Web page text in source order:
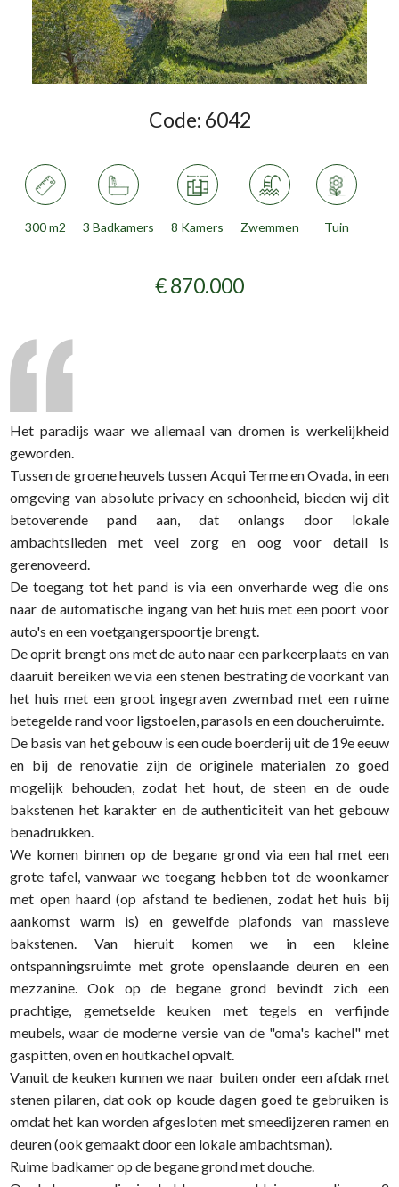
Code: 6042
300 m2 3 Badkamers 8 Kamers Zwemmen Tuin
€ 870.000
Het paradijs waar we allemaal van dromen is werkelijkheid
geworden.
Tussen de groene heuvels tussen Acqui Terme en Ovada, in een
omgeving van absolute privacy en schoonheid, bieden wij dit
betoverende pand aan, dat onlangs door lokale
ambachtslieden met veel zorg en oog voor detail is
gerenoveerd.
De toegang tot het pand is via een onverharde weg die ons
naar de automatische ingang van het huis met een poort voor
auto's en een voetgangerspoortje brengt.
De oprit brengt ons met de auto naar een parkeerplaats en van
daaruit bereiken we via een stenen bestrating de voorkant van
het huis met een groot ingegraven zwembad met een ruime
betegelde rand voor ligstoelen, parasols en een doucheruimte.
De basis van het gebouw is een oude boerderij uit de 19e eeuw
en bij de renovatie zijn de originele materialen zo goed
mogelijk behouden, zodat het hout, de steen en de oude
bakstenen het karakter en de authenticiteit van het gebouw
benadrukken.
We komen binnen op de begane grond via een hal met een
grote tafel, vanwaar we toegang hebben tot de woonkamer
met open haard (op afstand te bedienen, zodat het huis bij
aankomst warm is) en gewelfde plafonds van massieve
bakstenen. Van hieruit komen we in een kleine
ontspanningsruimte met grote openslaande deuren en een
mezzanine. Ook op de begane grond bevindt zich een
prachtige, gemetselde keuken met tegels en verfijnde
meubels, waar de moderne versie van de "oma's kachel" met
gaspitten, oven en houtkachel opvalt.
Vanuit de keuken kunnen we naar buiten onder een afdak met
stenen pilaren, dat ook op koude dagen goed te gebruiken is
omdat het kan worden afgesloten met smeedijzeren ramen en
deuren (ook gemaakt door een lokale ambachtsman).
Ruime badkamer op de begane grond met douche.